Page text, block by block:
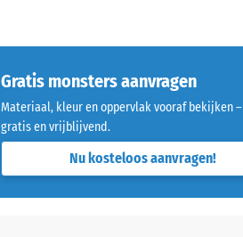
Gratis monsters aanvragen
Materiaal, kleur en oppervlak vooraf bekijken –
gratis en vrijblijvend.
Nu kosteloos aanvragen!